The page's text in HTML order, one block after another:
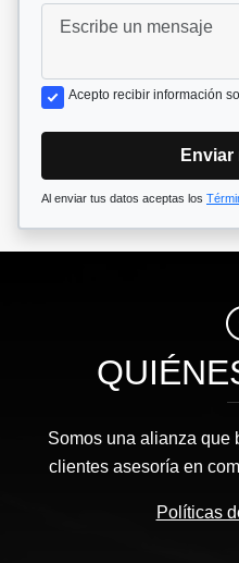
Acepto recibir información
Enviar
Al enviar tus datos aceptas los
Somos una alianza que
clientes asesoría en
Políticas